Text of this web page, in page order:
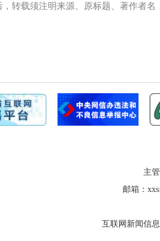
转载须注明来源、原标题、著作者名
主
邮箱：
互联网新闻信